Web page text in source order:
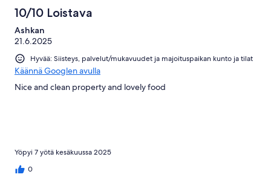
10/10 Loistava
Ashkan
21.6.2025
Hyvää: Siisteys, palvelut/mukavuudet ja majoituspaikan kunto ja tilat
Käännä Googlen avulla
Nice and clean property and lovely food
Yöpyi 7 yötä kesäkuussa 2025
0